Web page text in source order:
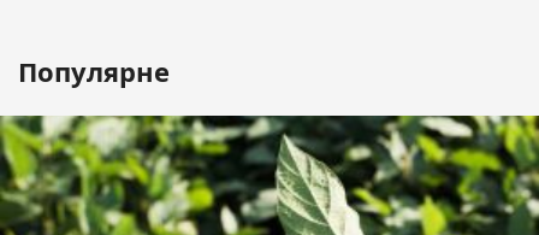
Популярне